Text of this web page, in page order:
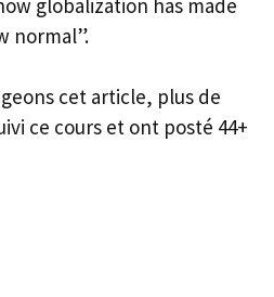
normal”.
cet article, plus de
ce cours et ont posté 44+